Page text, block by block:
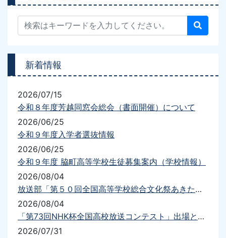
新着情報
2026/07/15
令和８年度芳越同窓会総会（書面開催）について
2026/06/25
令和９年度入学者選抜情報
2026/06/25
令和９年度 脇町高等学校生徒募集案内（学校情報）
2026/08/04
放送部「第５０回全国高等学校総合文化祭あきた総文2026放送部門」出場について
2026/08/04
「第73回NHK杯全国高校放送コンテスト」出場と結果について
2026/07/31